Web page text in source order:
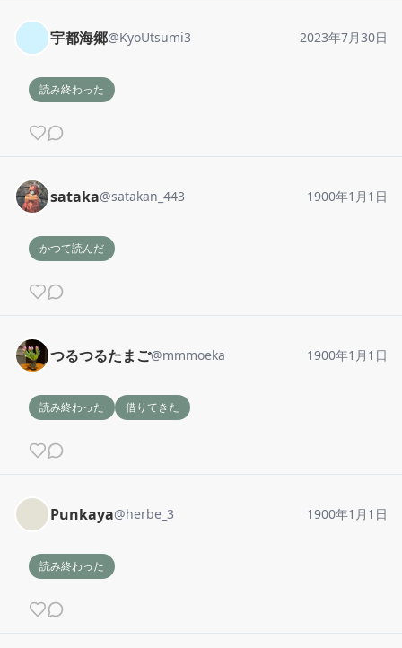
宇都海郷@KyoUtsumi3 2023年7月30日
読み終わった
sataka@satakan_443 1900年1月1日
かつて読んだ
つるつるたまご@mmmoeka 1900年1月1日
読み終わった 借りてきた
Punkaya@herbe_3 1900年1月1日
読み終わった